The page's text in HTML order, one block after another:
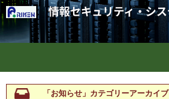
「お知らせ」カテゴリーアーカイブ